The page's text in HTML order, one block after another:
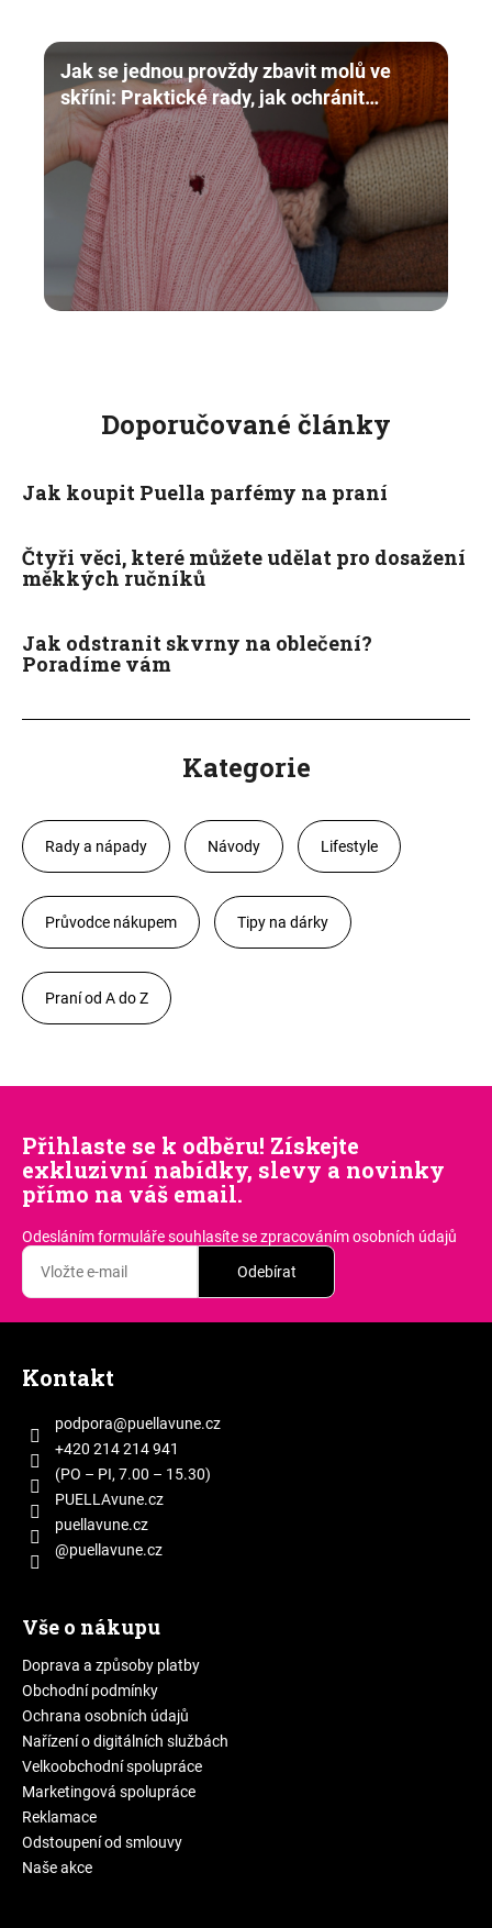
Jak se jednou provždy zbavit molů ve
skříni: Praktické rady, jak ochránit
oblečení
Doporučované články
Jak koupit Puella parfémy na praní
Čtyři věci, které můžete udělat pro dosažení
měkkých ručníků
Jak odstranit skvrny na oblečení?
Poradíme vám
Kategorie
Rady a nápady Návody Lifestyle
Průvodce nákupem Tipy na dárky
Praní od A do Z
Přihlaste se k odběru! Získejte
exkluzivní nabídky, slevy a novinky
přímo na váš email.
Odesláním formuláře souhlasítese zpracováním osobních údajů
Odebírat
Kontakt
podpora@puellavune.cz
+420 214 214 941
(PO – PI, 7.00 – 15.30)
PUELLAvune.cz
puellavune.cz
@puellavune.cz
Vše o nákupu
Doprava a způsoby platby
Obchodní podmínky
Ochrana osobních údajů
Nařízení o digitálních službách
Velkoobchodní spolupráce
Marketingová spolupráce
Reklamace
Odstoupení od smlouvy
Naše akce